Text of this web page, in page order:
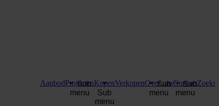
AanbodProjecten
Sub
menu
Kopen
Sub
menu
VerkopenOver ons
Sub
menu
Contact
Sub
menu